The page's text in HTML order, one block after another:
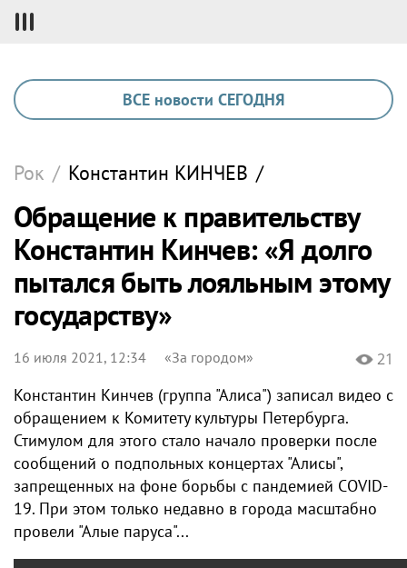
ВСЕ новости СЕГОДНЯ
Рок / Константин КИНЧЕВ /
Обращение к правительству
Константин Кинчев: «Я долго
пытался быть лояльным этому
государству»
16 июля 2021, 12:34 «За городом» 21
Константин Кинчев (группа "Алиса") записал видео с
обращением к Комитету культуры Петербурга.
Стимулом для этого стало начало проверки после
сообщений о подпольных концертах "Алисы",
запрещенных на фоне борьбы с пандемией COVID-
19. При этом только недавно в города масштабно
провели "Алые паруса"...